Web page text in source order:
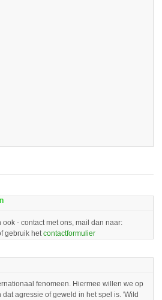
- contact met ons, mail dan naar:
gebruik het contactformulier
fenomeen. Hiermee willen we op
agressie of geweld in het spel is. 'Wild